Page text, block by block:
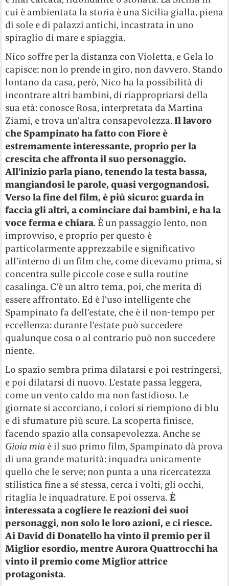
cui è ambientata la storia è una Sicilia gialla, piena
di sole e di palazzi antichi, incastrata in uno
spiraglio di mare e spiaggia.
Nico soffre per la distanza con Violetta, e Gela lo
capisce: non lo prende in giro, non davvero. Stando
lontano da casa, però, Nico ha la possibilità di
incontrare altri bambini, di riappropriarsi della
sua età: conosce Rosa, interpretata da Martina
Ziami, e trova un’altra consapevolezza.Il lavoro
che Spampinato ha fatto con Fiore è
estremamente interessante, proprio per la
crescita che affronta il suo personaggio.
All’inizio parla piano, tenendo la testa bassa,
mangiandosi le parole, quasi vergognandosi.
Verso la fine del film, è più sicuro: guarda in
faccia gli altri, a cominciare dai bambini, e ha la
voce ferma e chiara. È un passaggio lento, non
improvviso, e proprio per questo è
particolarmente apprezzabile e significativo
all’interno di un film che, come dicevamo prima, si
concentra sulle piccole cose e sulla routine
casalinga. C’è un altro tema, poi, che merita di
essere affrontato. Ed è l’uso intelligente che
Spampinato fa dell’estate, che è il non-tempo per
eccellenza: durante l’estate può succedere
qualunque cosa o al contrario può non succedere
niente.
Lo spazio sembra prima dilatarsi e poi restringersi,
e poi dilatarsi di nuovo. L’estate passa leggera,
come un vento caldo ma non fastidioso. Le
giornate si accorciano, i colori si riempiono di blu
e di sfumature più scure. La scoperta finisce,
facendo spazio alla consapevolezza. Anche se
Gioia mia è il suo primo film, Spampinato dà prova
di una grande maturità: inquadra unicamente
quello che le serve; non punta a una ricercatezza
stilistica fine a sé stessa, cerca i volti, gli occhi,
ritaglia le inquadrature. E poi osserva.È
interessata a cogliere le reazioni dei suoi
personaggi, non solo le loro azioni, e ci riesce.
Ai David di Donatello ha vinto il premio per il
Miglior esordio, mentre Aurora Quattrocchi ha
vinto il premio come Miglior attrice
protagonista.